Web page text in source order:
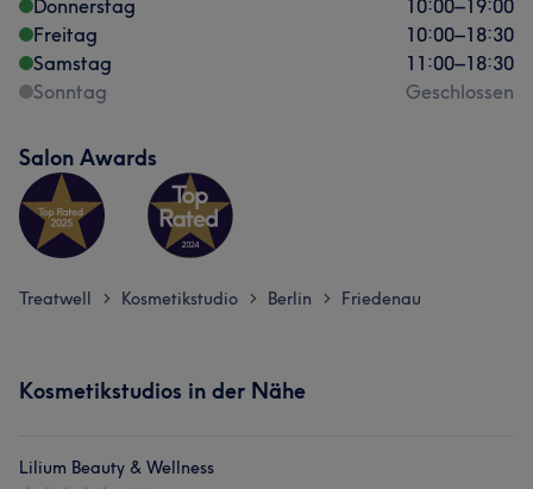
Donnerstag
10:00–19:00
Freitag
10:00–18:30
Samstag
11:00–18:30
Sonntag
Geschlossen
Salon Awards
Treatwell > Kosmetikstudio > Berlin > Friedenau
Kosmetikstudios in der Nähe
Lilium Beauty & Wellness